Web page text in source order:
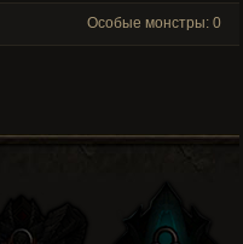
Особые монстры: 0